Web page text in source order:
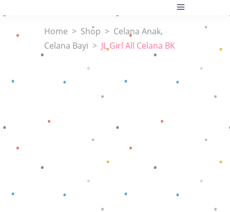
Home > Shop > Celana Anak,
Celana Bayi > JL Girl All Celana BK